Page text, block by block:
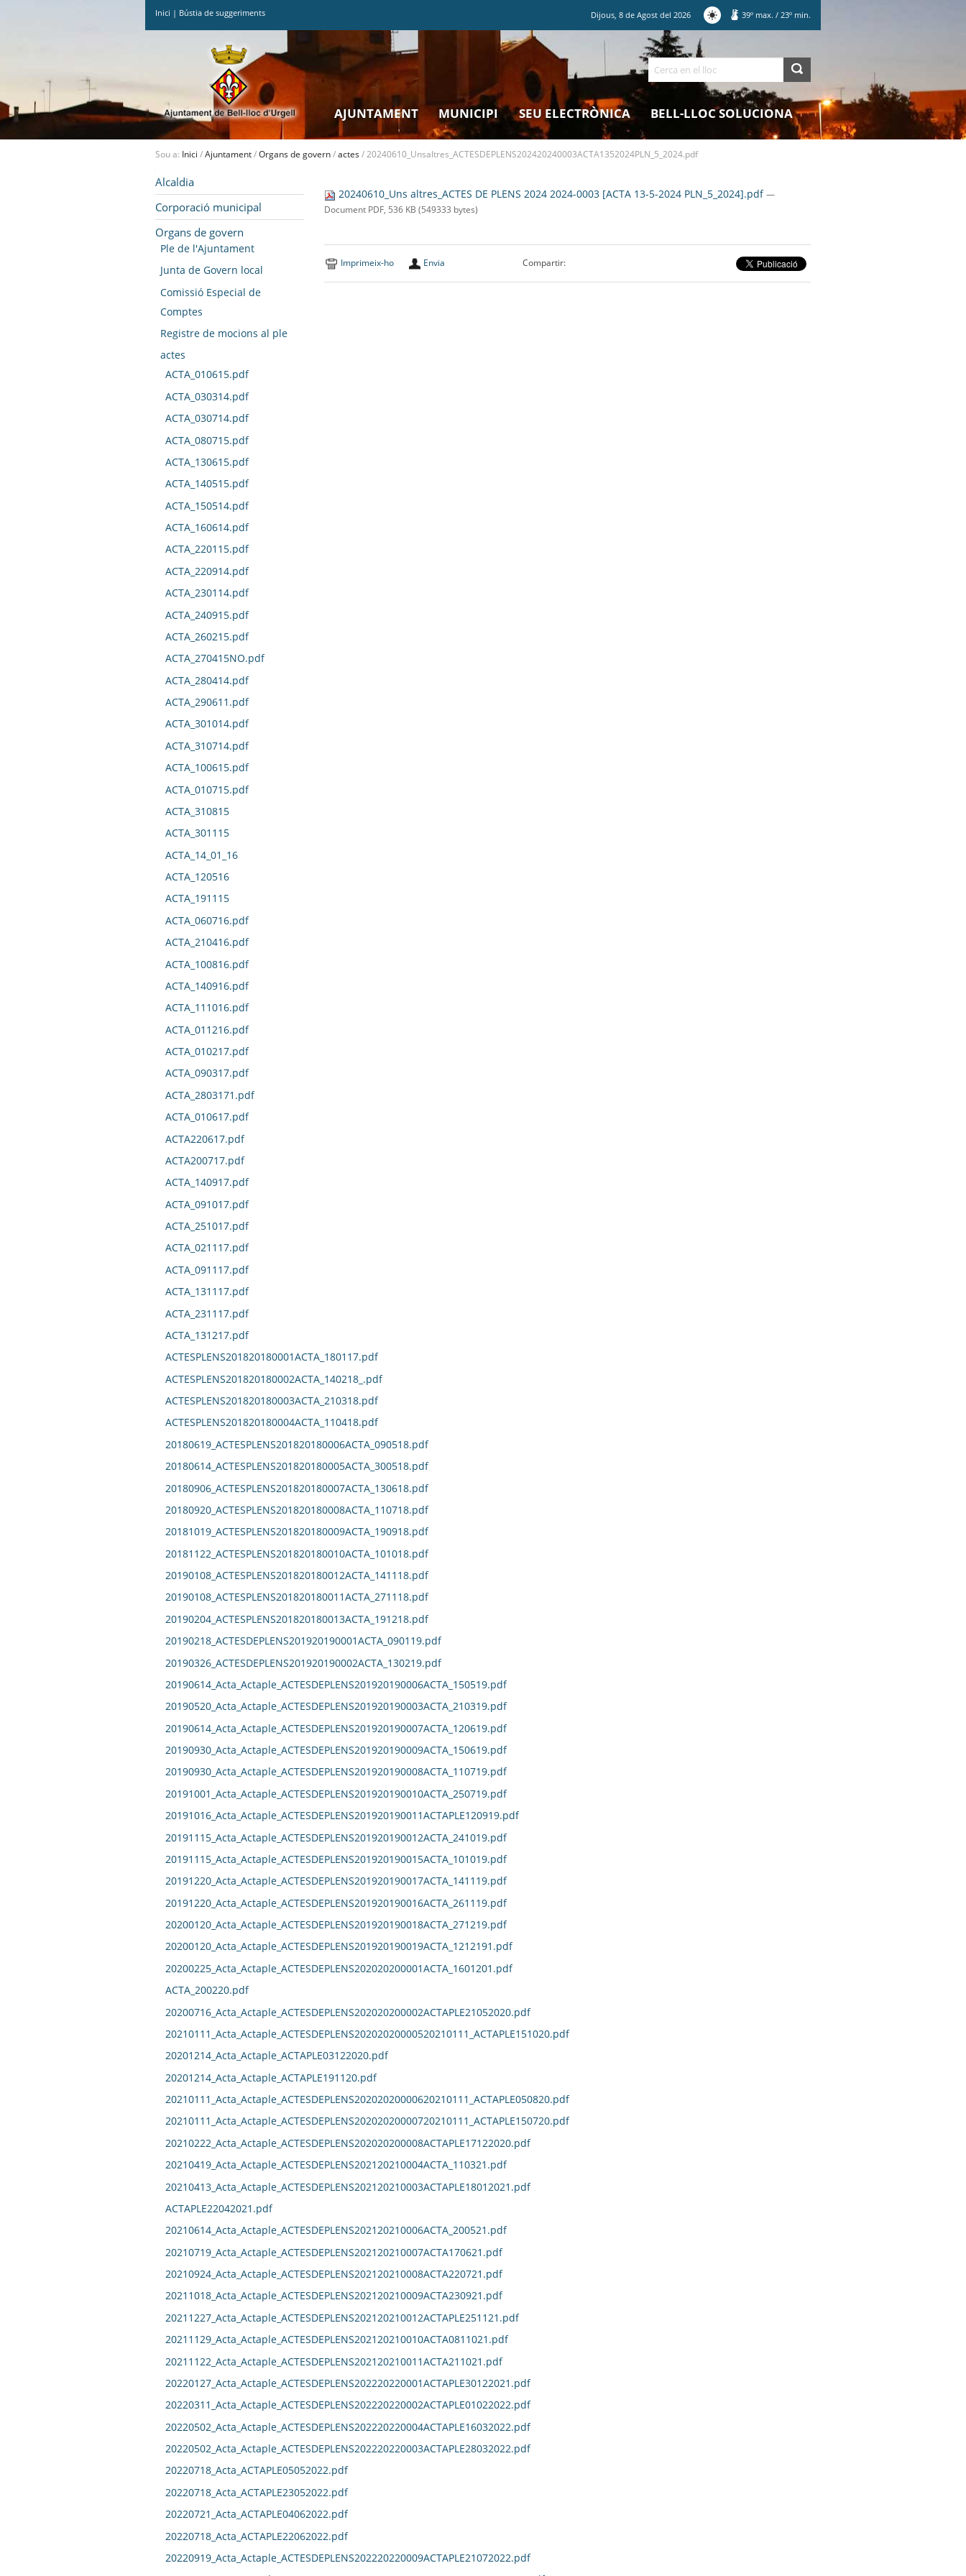
Inici | Bústia de suggeriments Dijous,8 deAgost del2026 39º max. / 23º min.
Cerca
AJUNTAMENT MUNICIPI SEU ELECTRÒNICA BELL-LLOC SOLUCIONA
Sou a: Inici /Ajuntament/Organs de govern/actes/20240610_Unsaltres_ACTESDEPLENS202420240003ACTA1352024PLN_5_2024.pdf
Alcaldia
Corporació municipal
Organs de govern
Ple de l'Ajuntament
Junta de Govern local
Comissió Especial de
Comptes
Registre de mocions al ple
actes
ACTA_010615.pdf
ACTA_030314.pdf
ACTA_030714.pdf
ACTA_080715.pdf
ACTA_130615.pdf
ACTA_140515.pdf
ACTA_150514.pdf
ACTA_160614.pdf
ACTA_220115.pdf
ACTA_220914.pdf
ACTA_230114.pdf
ACTA_240915.pdf
ACTA_260215.pdf
ACTA_270415NO.pdf
ACTA_280414.pdf
ACTA_290611.pdf
ACTA_301014.pdf
ACTA_310714.pdf
ACTA_100615.pdf
ACTA_010715.pdf
ACTA_310815
ACTA_301115
ACTA_14_01_16
ACTA_120516
ACTA_191115
ACTA_060716.pdf
ACTA_210416.pdf
ACTA_100816.pdf
ACTA_140916.pdf
ACTA_111016.pdf
ACTA_011216.pdf
ACTA_010217.pdf
ACTA_090317.pdf
ACTA_2803171.pdf
ACTA_010617.pdf
ACTA220617.pdf
ACTA200717.pdf
ACTA_140917.pdf
ACTA_091017.pdf
ACTA_251017.pdf
ACTA_021117.pdf
ACTA_091117.pdf
ACTA_131117.pdf
ACTA_231117.pdf
ACTA_131217.pdf
ACTESPLENS201820180001ACTA_180117.pdf
ACTESPLENS201820180002ACTA_140218_.pdf
ACTESPLENS201820180003ACTA_210318.pdf
ACTESPLENS201820180004ACTA_110418.pdf
20180619_ACTESPLENS201820180006ACTA_090518.pdf
20180614_ACTESPLENS201820180005ACTA_300518.pdf
20180906_ACTESPLENS201820180007ACTA_130618.pdf
20180920_ACTESPLENS201820180008ACTA_110718.pdf
20181019_ACTESPLENS201820180009ACTA_190918.pdf
20181122_ACTESPLENS201820180010ACTA_101018.pdf
20190108_ACTESPLENS201820180012ACTA_141118.pdf
20190108_ACTESPLENS201820180011ACTA_271118.pdf
20190204_ACTESPLENS201820180013ACTA_191218.pdf
20190218_ACTESDEPLENS201920190001ACTA_090119.pdf
20190326_ACTESDEPLENS201920190002ACTA_130219.pdf
20190614_Acta_Actaple_ACTESDEPLENS201920190006ACTA_150519.pdf
20190520_Acta_Actaple_ACTESDEPLENS201920190003ACTA_210319.pdf
20190614_Acta_Actaple_ACTESDEPLENS201920190007ACTA_120619.pdf
20190930_Acta_Actaple_ACTESDEPLENS201920190009ACTA_150619.pdf
20190930_Acta_Actaple_ACTESDEPLENS201920190008ACTA_110719.pdf
20191001_Acta_Actaple_ACTESDEPLENS201920190010ACTA_250719.pdf
20191016_Acta_Actaple_ACTESDEPLENS201920190011ACTAPLE120919.pdf
20191115_Acta_Actaple_ACTESDEPLENS201920190012ACTA_241019.pdf
20191115_Acta_Actaple_ACTESDEPLENS201920190015ACTA_101019.pdf
20191220_Acta_Actaple_ACTESDEPLENS201920190017ACTA_141119.pdf
20191220_Acta_Actaple_ACTESDEPLENS201920190016ACTA_261119.pdf
20200120_Acta_Actaple_ACTESDEPLENS201920190018ACTA_271219.pdf
20200120_Acta_Actaple_ACTESDEPLENS201920190019ACTA_1212191.pdf
20200225_Acta_Actaple_ACTESDEPLENS202020200001ACTA_1601201.pdf
ACTA_200220.pdf
20200716_Acta_Actaple_ACTESDEPLENS202020200002ACTAPLE21052020.pdf
20210111_Acta_Actaple_ACTESDEPLENS20202020000520210111_ACTAPLE151020.pdf
20201214_Acta_Actaple_ACTAPLE03122020.pdf
20201214_Acta_Actaple_ACTAPLE191120.pdf
20210111_Acta_Actaple_ACTESDEPLENS20202020000620210111_ACTAPLE050820.pdf
20210111_Acta_Actaple_ACTESDEPLENS20202020000720210111_ACTAPLE150720.pdf
20210222_Acta_Actaple_ACTESDEPLENS202020200008ACTAPLE17122020.pdf
20210419_Acta_Actaple_ACTESDEPLENS202120210004ACTA_110321.pdf
20210413_Acta_Actaple_ACTESDEPLENS202120210003ACTAPLE18012021.pdf
ACTAPLE22042021.pdf
20210614_Acta_Actaple_ACTESDEPLENS202120210006ACTA_200521.pdf
20210719_Acta_Actaple_ACTESDEPLENS202120210007ACTA170621.pdf
20210924_Acta_Actaple_ACTESDEPLENS202120210008ACTA220721.pdf
20211018_Acta_Actaple_ACTESDEPLENS202120210009ACTA230921.pdf
20211227_Acta_Actaple_ACTESDEPLENS202120210012ACTAPLE251121.pdf
20211129_Acta_Actaple_ACTESDEPLENS202120210010ACTA0811021.pdf
20211122_Acta_Actaple_ACTESDEPLENS202120210011ACTA211021.pdf
20220127_Acta_Actaple_ACTESDEPLENS202220220001ACTAPLE30122021.pdf
20220311_Acta_Actaple_ACTESDEPLENS202220220002ACTAPLE01022022.pdf
20220502_Acta_Actaple_ACTESDEPLENS202220220004ACTAPLE16032022.pdf
20220502_Acta_Actaple_ACTESDEPLENS202220220003ACTAPLE28032022.pdf
20220718_Acta_ACTAPLE05052022.pdf
20220718_Acta_ACTAPLE23052022.pdf
20220721_Acta_ACTAPLE04062022.pdf
20220718_Acta_ACTAPLE22062022.pdf
20220919_Acta_Actaple_ACTESDEPLENS202220220009ACTAPLE21072022.pdf
20240610_Uns altres_ACTES DE PLENS 2024 2024-0003 [ACTA 13-5-2024 PLN_5_2024].pdf—
Document PDF, 536 KB (549333 bytes)
Imprimeix-ho Envia Compartir: